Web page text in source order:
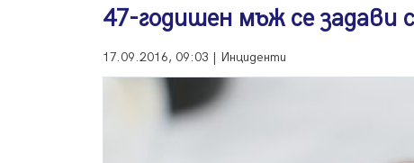
47-годишен мъж се задави
17.09.2016, 09:03 | Инциденти